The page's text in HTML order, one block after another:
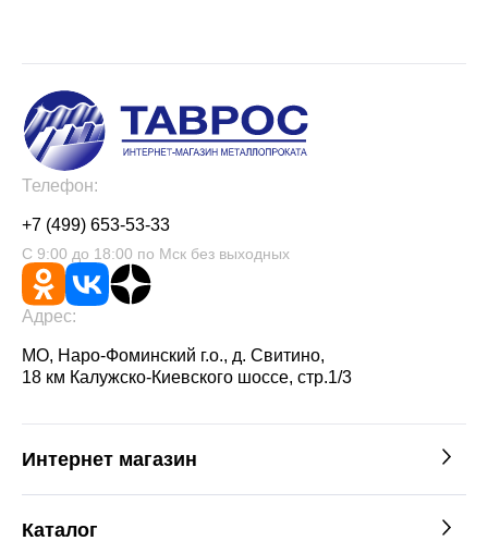
Телефон:
+7 (499) 653-53-33
С 9:00 до 18:00 по Мск без выходных
Адрес:
МО, Наро-Фоминский г.о., д. Свитино,
18 км Калужско-Киевского шоссе, стр.1/3
Интернет магазин
Каталог